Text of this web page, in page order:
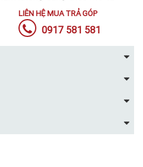
LIÊN HỆ MUA TRẢ GÓP
0917 581 581